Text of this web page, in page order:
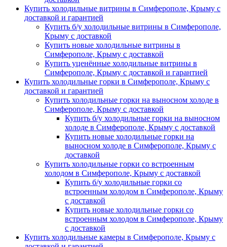
Купить холодильные витрины в Симферополе, Крыму с
доставкой и гарантией
Купить б/у холодильные витрины в Симферополе,
Крыму с доставкой
Купить новые холодильные витрины в
Симферополе, Крыму с доставкой
Купить уценённые холодильные витрины в
Симферополе, Крыму с доставкой и гарантией
Купить холодильные горки в Симферополе, Крыму с
доставкой и гарантией
Купить холодильные горки на выносном холоде в
Симферополе, Крыму с доставкой
Купить б/у холодильные горки на выносном
холоде в Симферополе, Крыму с доставкой
Купить новые холодильные горки на
выносном холоде в Симферополе, Крыму с
доставкой
Купить холодильные горки со встроенным
холодом в Симферополе, Крыму с доставкой
Купить б/у холодильные горки со
встроенным холодом в Симферополе, Крыму
с доставкой
Купить новые холодильные горки со
встроенным холодом в Симферополе, Крыму
с доставкой
Купить холодильные камеры в Симферополе, Крыму с